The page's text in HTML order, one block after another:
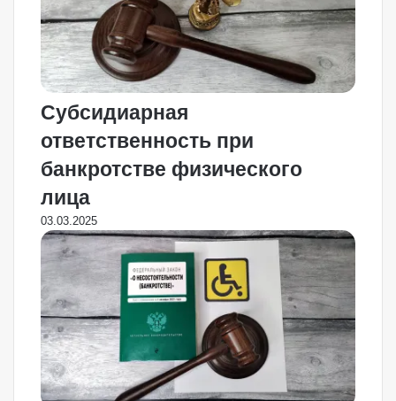
Субсидиарная
ответственность при
банкротстве физического
лица
03.03.2025